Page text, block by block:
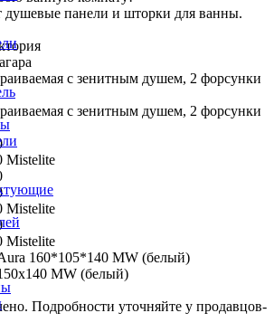
душевые панели и шторки для ванны.
с зенитным душем, 2 форсунки
с зенитным душем, 2 форсунки
Mistelite
Mistelite
Mistelite
160*105*140 MW (белый)
МW (белый)
Подробности уточняйте у продавцов-